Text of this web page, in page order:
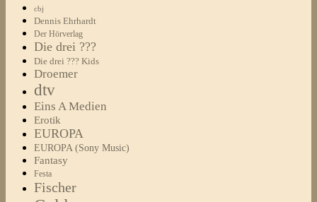
cbj
Dennis Ehrhardt
Der Hörverlag
Die drei ???
Die drei ??? Kids
Droemer
dtv
Eins A Medien
Erotik
EUROPA
EUROPA (Sony Music)
Fantasy
Festa
Fischer